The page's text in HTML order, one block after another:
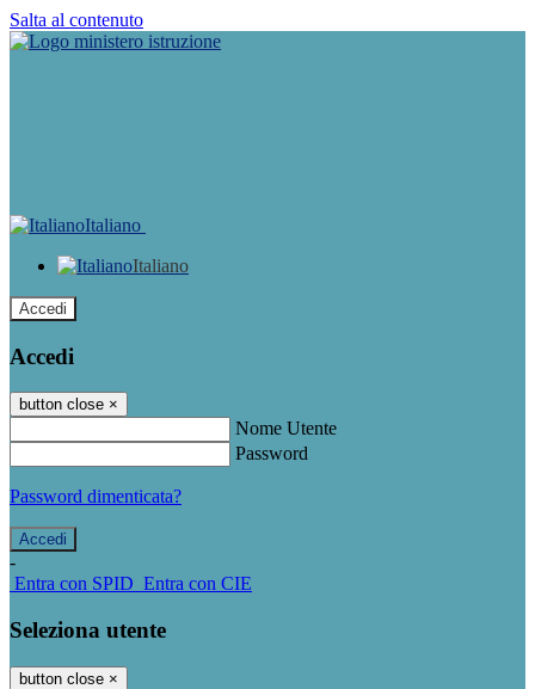
Salta al contenuto
Italiano
Italiano
Accedi
Accedi
button close ×
Nome Utente
Password
Password dimenticata?
-
Entra con SPID Entra con CIE
Seleziona utente
button close ×